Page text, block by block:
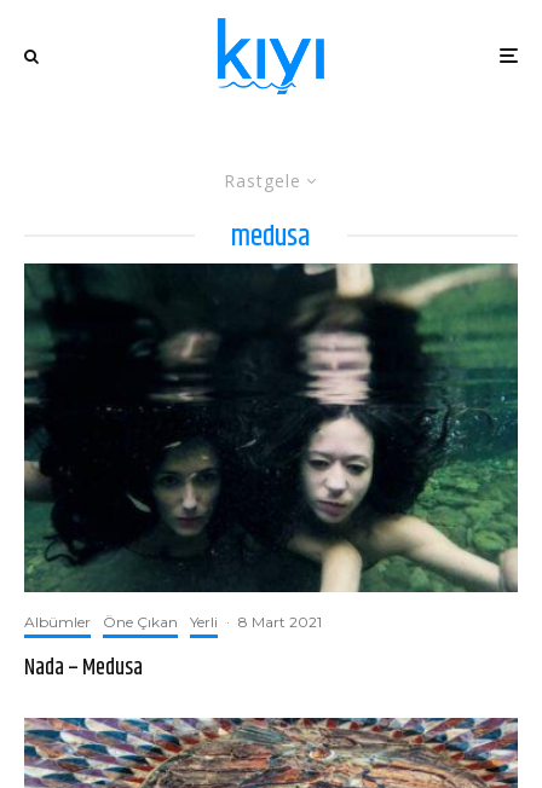
Rastgele
medusa
Albümler Öne Çıkan Yerli · 8 Mart 2021
Nada – Medusa